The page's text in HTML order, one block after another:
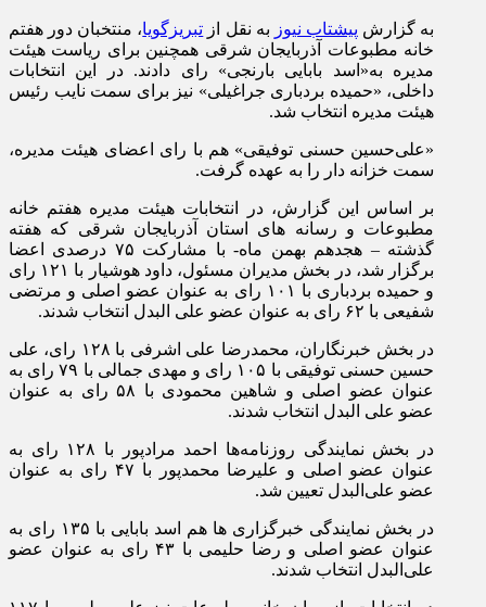
به گزارش پیشتاب نیوز به نقل از تبریزگویا، منتخبان دور هفتم
خانه مطبوعات آذربایجان شرقی همچنین برای ریاست هیئت
مدیره به«اسد بابایی بارنجی» رای دادند. در این انتخابات
داخلی، «حمیده بردباری جراغیلی» نیز برای سمت نایب رئیس
هیئت مدیره انتخاب شد.
«علی‌حسین حسنی توفیقی» هم با رای اعضای هیئت مدیره،
سمت خزانه دار را به عهده گرفت.
بر اساس این گزارش، در انتخابات هیئت مدیره هفتم خانه
مطبوعات و رسانه های استان آذربایجان شرقی که هفته
گذشته – هجدهم بهمن ماه- با مشارکت ۷۵ درصدی اعضا
برگزار شد، در بخش مدیران مسئول، داود هوشیار با ۱۲۱ رای
و حمیده بردباری با ۱۰۱ رای به عنوان عضو اصلی و مرتضی
شفیعی با ۶۲ رای به عنوان عضو علی البدل انتخاب شدند.
در بخش خبرنگاران، محمدرضا علی اشرفی با ۱۲۸ رای، علی
حسین حسنی توفیقی با ۱۰۵ رای و مهدی جمالی با ۷۹ رای به
عنوان عضو اصلی و شاهین محمودی با ۵۸ رای به عنوان
عضو علی البدل انتخاب شدند.
در بخش نمایندگی روزنامه‌ها احمد مرادپور با ۱۲۸ رای به
عنوان عضو اصلی و علیرضا محمدپور با ۴۷ رای به عنوان
عضو علی‌البدل تعیین شد.
در بخش نمایندگی خبرگزاری ها هم اسد بابایی با ۱۳۵ رای به
عنوان عضو اصلی و رضا حلیمی با ۴۳ رای به عنوان عضو
علی‌البدل انتخاب شدند.